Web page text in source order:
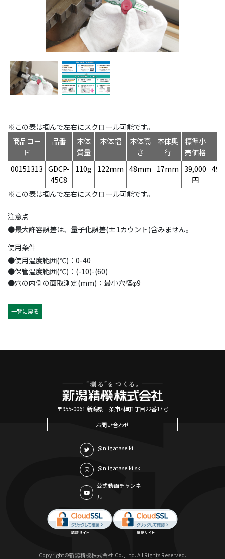
※この表は掴んで左右にスクロール可能です。
商品コー
ド
品番
本体
質量
本体幅
本体高
さ
本体奥
行
標準小
売価格
00151313 GDCP-
45C8
110g 122mm 48mm 17mm 39,000
円
※この表は掴んで左右にスクロール可能です。
注意点
●最大許容誤差は、量子化誤差(±1カウント)含みません。
使用条件
●使用温度範囲(℃)：0-40
●保管温度範囲(℃)：(-10)-(60)
●穴の内側の面取測定(mm)：最小穴径φ9
一覧に戻る
〒955-0061 新潟県三条市林町1丁目22番17号
お問い合わせ
@niigataseiki
@niigataseiki.sk
公式動画チャンネ
ル
Copyright©新潟精機株式会社 Co., Ltd. All Rights Reserved.